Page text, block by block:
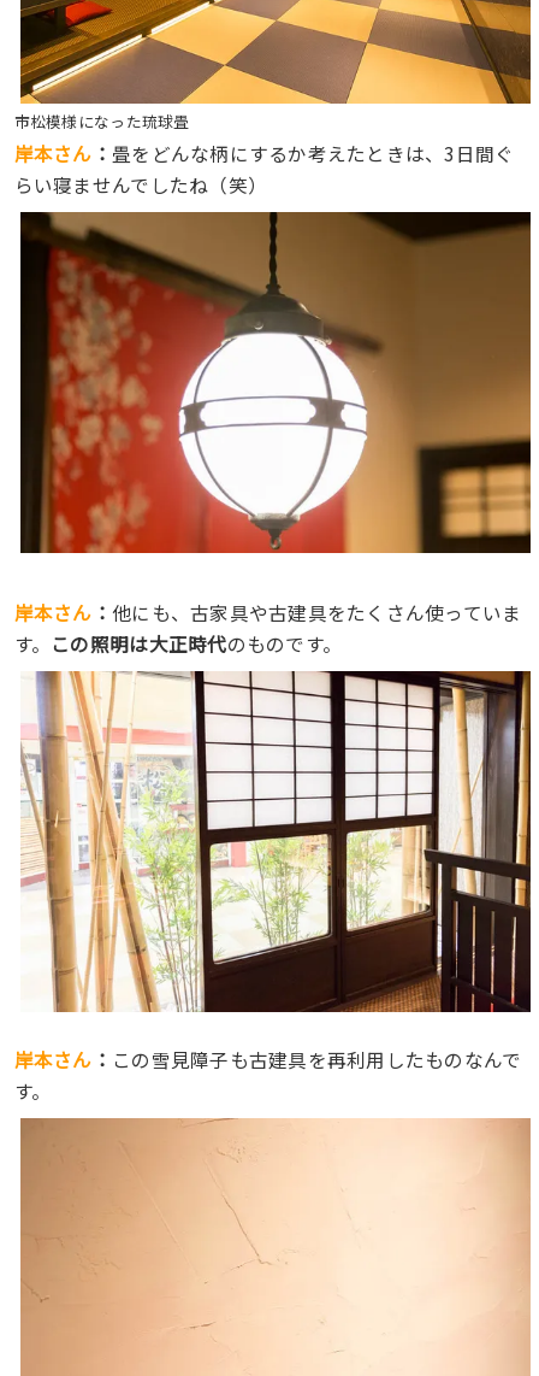
市松模様になった琉球畳
岸本さん ： 畳をどんな柄にするか考えたときは、3日間ぐ
らい寝ませんでしたね（笑）
岸本さん ： 他にも、古家具や古建具をたくさん使っていま
す。 この照明は大正時代のものです。
岸本さん ： この雪見障子も古建具を再利用したものなんで
す。